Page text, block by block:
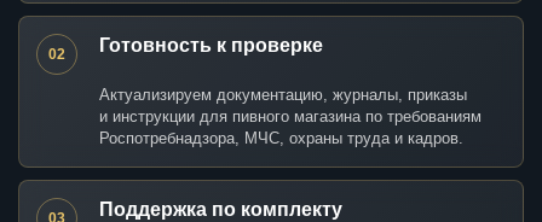
02 Готовность к проверке
Актуализируем документацию, журналы, приказы
и инструкции для пивного магазина по требованиям
Роспотребнадзора, МЧС, охраны труда и кадров.
03 Поддержка по комплекту